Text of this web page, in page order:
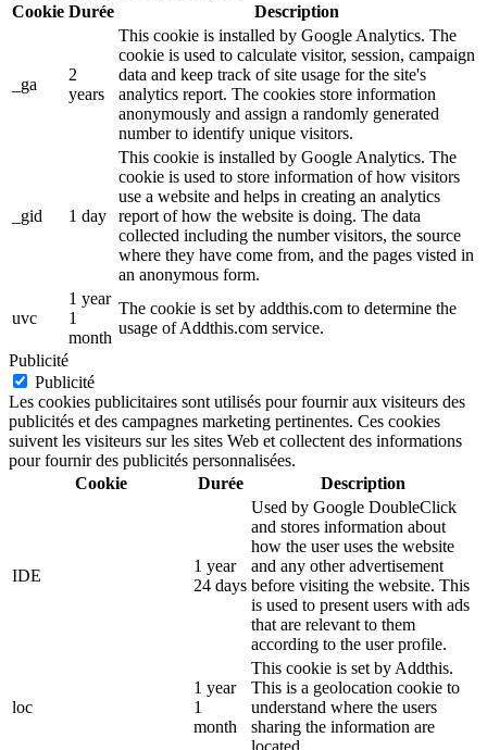
Cookie Durée Description
_ga
2
years
This cookie is installed by Google Analytics. The
cookie is used to calculate visitor, session, campaign
data and keep track of site usage for the site's
analytics report. The cookies store information
anonymously and assign a randomly generated
number to identify unique visitors.
_gid 1 day
This cookie is installed by Google Analytics. The
cookie is used to store information of how visitors
use a website and helps in creating an analytics
report of how the website is doing. The data
collected including the number visitors, the source
where they have come from, and the pages visted in
an anonymous form.
uvc
1 year
1
month
The cookie is set by addthis.com to determine the
usage of Addthis.com service.
Publicité
Publicité
Les cookies publicitaires sont utilisés pour fournir aux visiteurs des
publicités et des campagnes marketing pertinentes. Ces cookies
suivent les visiteurs sur les sites Web et collectent des informations
pour fournir des publicités personnalisées.
Cookie
Durée Description
IDE
1 year
24 days
Used by Google DoubleClick
and stores information about
how the user uses the website
and any other advertisement
before visiting the website. This
is used to present users with ads
that are relevant to them
according to the user profile.
loc
1 year
1
month
This cookie is set by Addthis.
This is a geolocation cookie to
understand where the users
sharing the information are